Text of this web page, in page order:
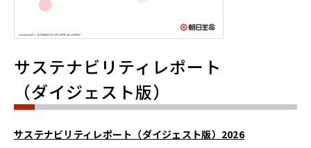
サステナビリティレポート
（ダイジェスト版）
サステナビリティレポート（ダイジェスト版）2026